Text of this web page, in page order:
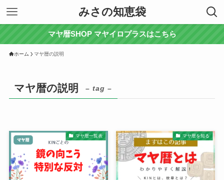
みさの知恵袋
マヤ暦SHOP マヤイロプラスはこちら
ホーム マヤ暦の説明
マヤ暦の説明 – tag –
マヤ暦一覧表 マヤ暦を知る